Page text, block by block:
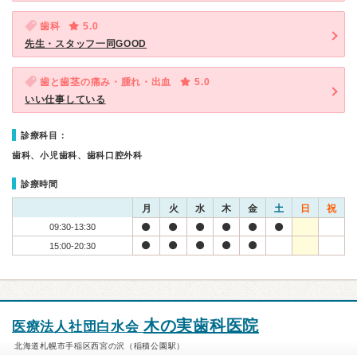
歯科
5.0
先生・スタッフ一同GOOD
歯と歯茎の痛み・腫れ・出血
5.0
いい仕事している
診療科目：
歯科、小児歯科、歯科口腔外科
診療時間
月 火 水 木 金 土 日 祝
09:30-13:30
15:00-20:30
医療法人社団白水会 木の実歯科医院
北海道札幌市手稲区西宮の沢（稲積公園駅）